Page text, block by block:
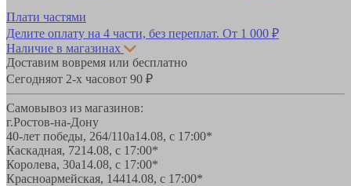
Плати частями
Делите оплату на 4 части, без переплат. От 1 000 ₽
Наличие в магазинах
Доставим вовремя или бесплатно
Сегодняот 2-х часовот 90 ₽
Самовывоз из магазинов:
г.Ростов-на-Дону
40-лет победы, 264/110а14.08, с 17:00*
Каскадная, 7214.08, с 17:00*
Королева, 30а14.08, с 17:00*
Красноармейская, 14414.08, с 17:00*